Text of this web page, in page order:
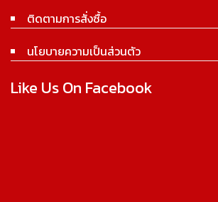
ติดตามการสั่งซื้อ
นโยบายความเป็นส่วนตัว
Like Us On Facebook